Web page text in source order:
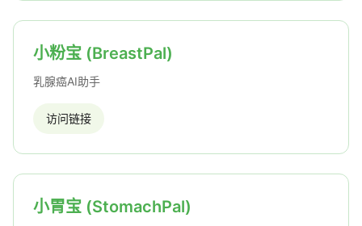
小粉宝 (BreastPal)
乳腺癌AI助手
访问链接
小胃宝 (StomachPal)